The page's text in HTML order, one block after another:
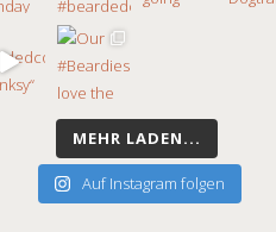
MEHR LADEN...
Auf Instagram folgen